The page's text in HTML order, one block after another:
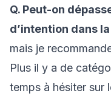
Q. Peut-on
d’intention dans
mais je
Plus il y a de
temps à hésiter sur